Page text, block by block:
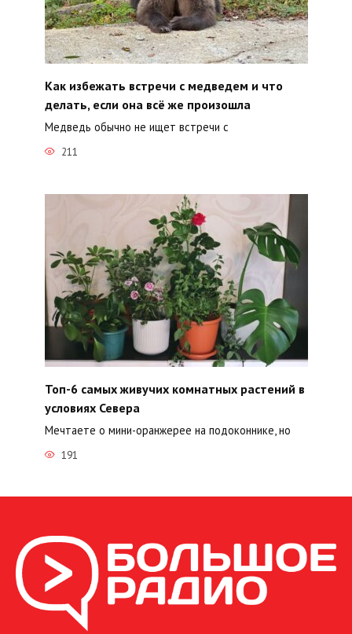
Как избежать встречи с медведем и что
делать, если она всё же произошла
Медведь обычно не ищет встречи с
211
Топ-6 самых живучих комнатных растений в
условиях Севера
Мечтаете о мини-оранжерее на подоконнике, но
191